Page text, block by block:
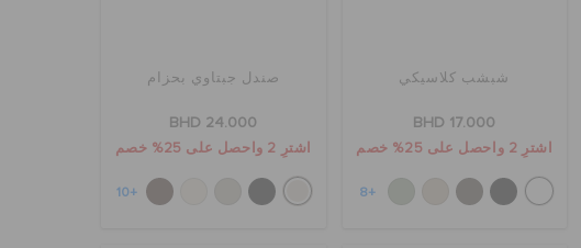
شبشب كلاسيكي
BHD 17.000
اشترِ 2 واحصل على 25% خصم
+8
صندل جبتاوي بحزام
BHD 24.000
اشترِ 2 واحصل على 25% خصم
+10